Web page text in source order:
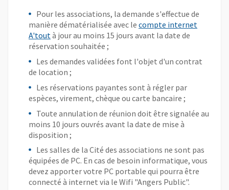
, Ouvre une nouvelle fenêtre
Capacité : 19 personnes
Vue agrandie de l'image
, Ouvre une nouvelle fenêtre
Capacité : 20 personnes
Vue agrandie de l'image
Pour les associations, la demande s'effectue de
manière dématérialisée avec le compte internet
A'tout, Ouvre une nouvelle fenêtre
à jour au moins 15 jours avant la date de
réservation souhaitée ;
Les demandes validées font l'objet d'un contrat
de location ;
Les réservations payantes sont à régler par
espèces, virement, chèque ou carte bancaire ;
Toute annulation de réunion doit être signalée au
moins 10 jours ouvrés avant la date de mise à
disposition ;
Les salles de la Cité des associations ne sont pas
équipées de PC. En cas de besoin informatique, vous
devez apporter votre PC portable qui pourra être
connecté à internet via le Wifi "Angers Public".